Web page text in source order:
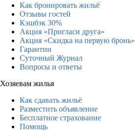
Как бронировать жильё
Отзывы гостей
Кэшбэк 30%
Акция «Пригласи друга»
Акция «Скидка на первую бронь»
Гарантии
Суточный Журнал
Вопросы и ответы
Хозяевам жилья
Как сдавать жильё
Разместить объявление
Бесплатное страхование
Помощь